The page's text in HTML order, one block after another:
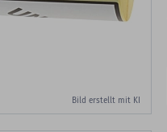
Bild erstellt mit KI